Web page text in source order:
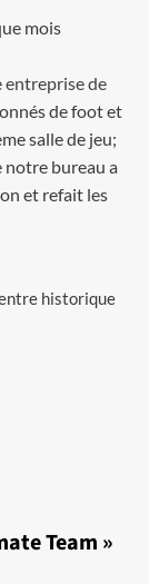
mois
entreprise de
de foot et
salle de jeu;
notre bureau a
et refait les
historique
Team »